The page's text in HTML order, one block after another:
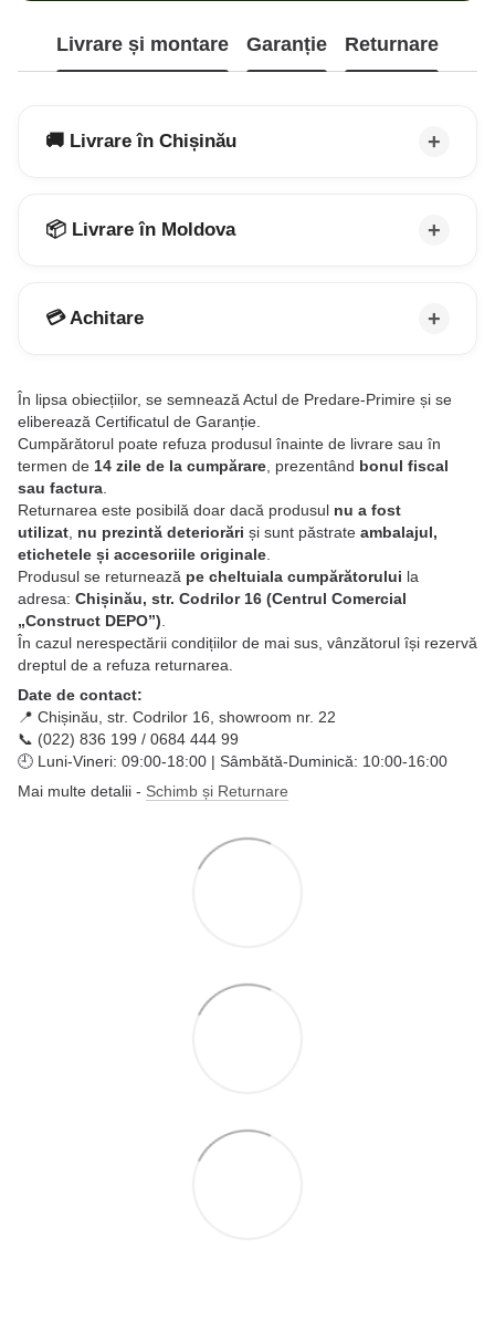
Livrare și montare Garanție Returnare
🚚 Livrare în Chișinău
📦 Livrare în Moldova
💳 Achitare
În lipsa obiecțiilor, se semnează Actul de Predare-Primire și se
eliberează Certificatul de Garanție.
Cumpărătorul poate refuza produsul înainte de livrare sau în
termen de 14 zile de la cumpărare , prezentând bonul fiscal
sau factura
Returnarea este posibilă doar dacă produsul nu a fost
utilizat nu prezintă deteriorări și sunt păstrate ambalajul,
etichetele și accesoriile originale
Produsul se returnează pe cheltuiala cumpărătorului la
adresa: Chișinău, str. Codrilor 16 (Centrul Comercial
„Construct DEPO”)
În cazul nerespectării condițiilor de mai sus, vânzătorul își rezervă
dreptul de a refuza returnarea.
Date de contact:
📍 Chișinău, str. Codrilor 16, showroom nr. 22
📞 (022) 836 199 / 0684 444 99
🕘 Luni-Vineri: 09:00-18:00 | Sâmbătă-Duminică: 10:00-16:00
Mai multe detalii - Schimb și Returnare